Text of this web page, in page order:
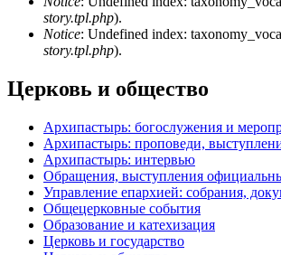
story.tpl.php).
Notice: Undefined index:
story.tpl.php).
Церковь и общество
Архипастырь: богослужения и
Архипастырь: проповеди,
Архипастырь: интервью
Обращения, выступления
Управление епархией: собрания,
Общецерковные события
Образование и катехизация
Церковь и государство